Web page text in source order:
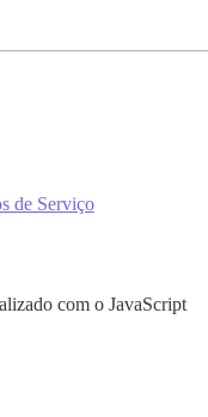
de Serviço
com o JavaScript